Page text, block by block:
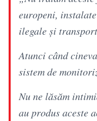
europeni,
ilegale și
Atunci când
sistem de
Nu ne lăsăm
au produs aceste